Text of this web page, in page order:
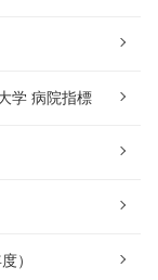
学 病院指標
）